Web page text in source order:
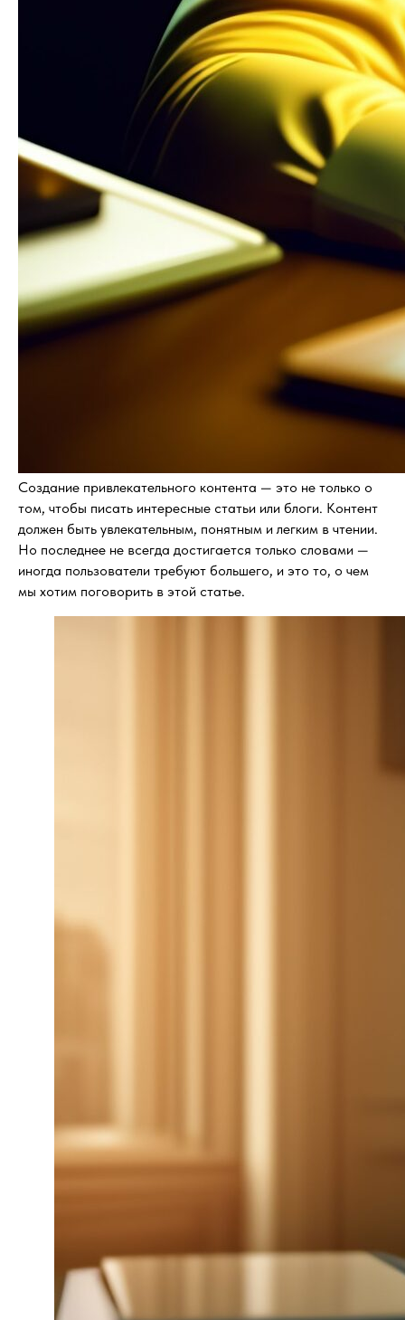
Создание привлекательного контента — это не только о
том, чтобы писать интересные статьи или блоги. Контент
должен быть увлекательным, понятным и легким в чтении.
Но последнее не всегда достигается только словами —
иногда пользователи требуют большего, и это то, о чем
мы хотим поговорить в этой статье.